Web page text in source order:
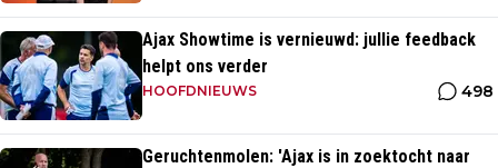
Ajax Showtime is vernieuwd: jullie feedback
helpt ons verder
HOOFDNIEUWS 498
Geruchtenmolen: 'Ajax is in zoektocht naar